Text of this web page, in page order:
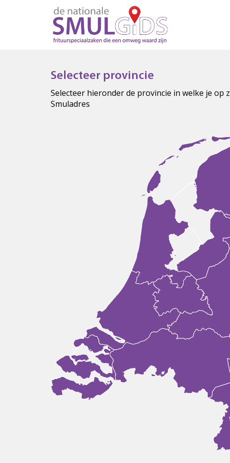
Selecteer provincie
Selecteer hieronder de provincie in welke je op
Smuladres